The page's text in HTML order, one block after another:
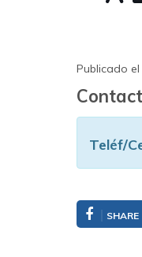
Publicado el
Teléf/
SHARE